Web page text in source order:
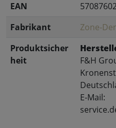
EAN
Fabrikant
Zone-
Produktsicher
heit
F&H
E-Mail: